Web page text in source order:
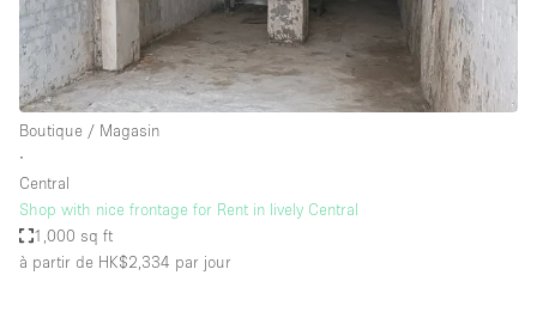
Boutique / Magasin
∙
Central
Shop with nice frontage for Rent in lively Central
1,000 sq ft
à partir de HK$2,334 par jour